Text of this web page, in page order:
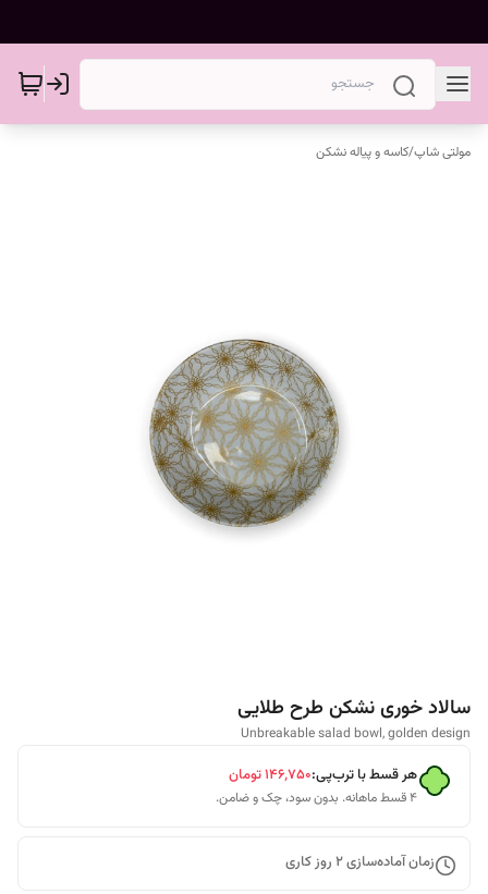
مولتی شاپ/کاسه و پیاله نشکن
سالاد خوری نشکن طرح طلایی
Unbreakable salad bowl, golden design
هر قسط با ترب‌پی:۱۴۶٬۷۵۰تومان
۴ قسط ماهانه. بدون سود، چک و ضامن.
زمان آماده‌سازی2 روز کاری